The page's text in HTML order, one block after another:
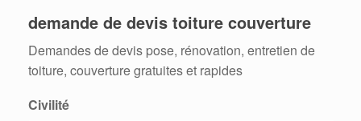
demande de devis toiture couverture
Demandes de devis pose, rénovation, entretien de
toiture, couverture gratuites et rapides
Civilité